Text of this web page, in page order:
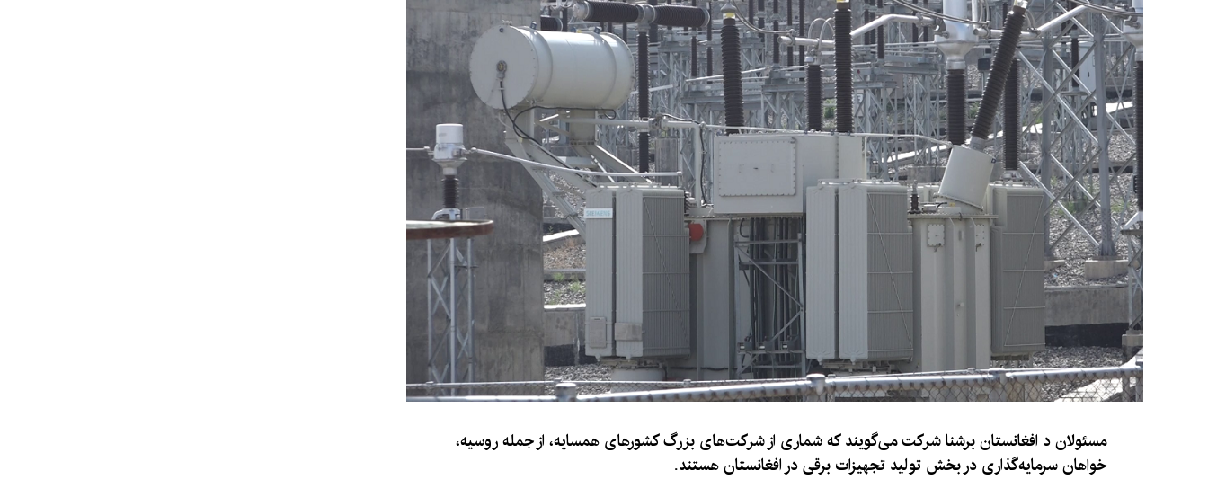
مسئولان د افغانستان برشنا شرکت می‌گویند که شماری از شرکت‌های بزرگ کشورهای همسایه، از جمله روسیه،
خواهان سرمایه‌گذاری در بخش تولید تجهیزات برقی در افغانستان هستند.